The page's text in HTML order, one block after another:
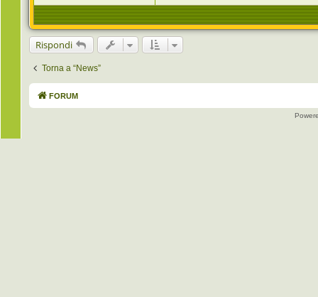
Rispondi
Torna a “News”
FORUM